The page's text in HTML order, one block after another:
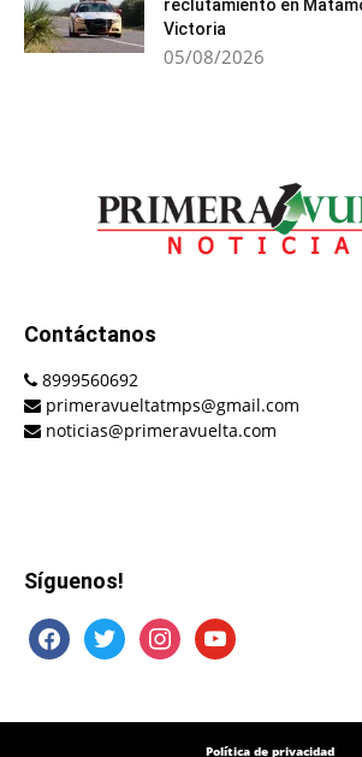
reclutamiento en
Victoria
05/08/2026
Contáctanos
8999560692
primeravueltatmps@gmail.com
noticias@primeravuelta.com
Síguenos!
facebooktwitter instagramyoutube
Política de privacidad